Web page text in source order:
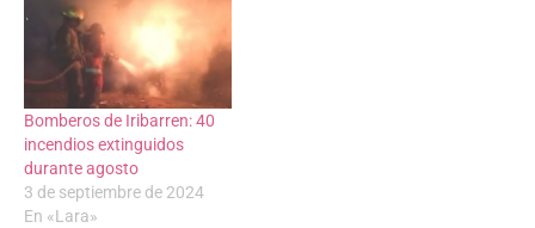
Bomberos de Iribarren: 40
incendios extinguidos
durante agosto
3 de septiembre de 2024
En «Lara»